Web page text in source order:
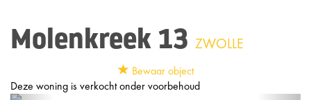
Molenkreek 13 ZWOLLE
Bewaar object
Deze woning is verkocht onder voorbehoud